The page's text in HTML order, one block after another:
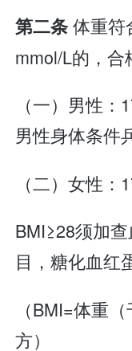
第二条体重符
mmol/L的，合
（一）男性
男性身体条件
（二）女性：
BMI≥28须加
目，糖化血红
（BMI=体重
方）